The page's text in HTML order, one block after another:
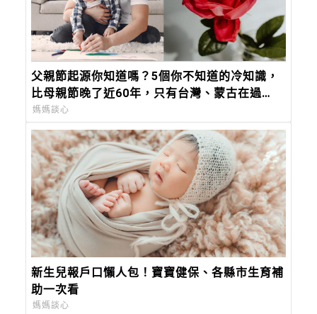
父親節起源你知道嗎？5個你不知道的冷知識，
比母親節晚了近60年，只有台灣、蒙古在過
「88 節」！
媽媽談心
新生兒報戶口懶人包！寶寶健保、各縣市生育補
助一次看
媽媽談心